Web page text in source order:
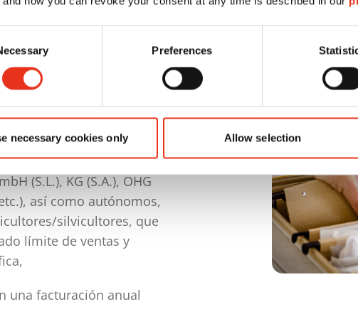
Preferences
necessary cookies only Allow selection
atañe
las personas obligadas
contabilidad o presentar un
Esto significa,
y sociedades mercantiles,
(S.L.), KG (S.A.), OHG
así como autónomos,
silvicultores, que
límite de ventas y
una facturación anual